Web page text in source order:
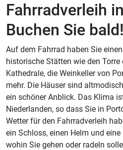
Fahrradverleih
Buchen Sie bald!
Auf dem Fahrrad haben Sie
historische Stätten wie den Torre
Kathedrale, die Weinkeller von
mehr. Die Häuser sind
ein schöner Anblick. Das Klima
Niederlanden, so dass Sie in
Wetter für den Fahrradverleih
ein Schloss, einen Helm und
wohin Sie gehen oder radeln